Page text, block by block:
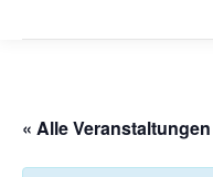
« Alle Veranstaltungen